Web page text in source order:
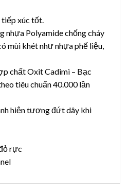
xúc tốt.
nhựa Polyamide chống cháy
mùi khét như nhựa phế liệu,
chất Oxit Cadimi – Bạc
tiêu chuẩn 40.000 lần
hiện tượng đứt dây khi
rực